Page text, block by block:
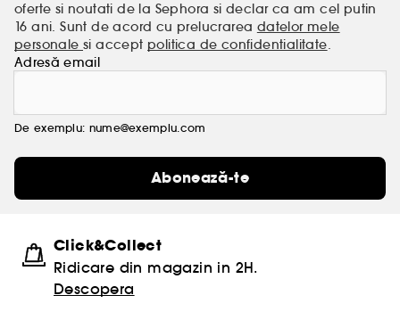
oferte si noutati de la Sephora si declar ca am cel putin
16 ani. Sunt de acord cu prelucrarea datelor mele
personalesi accept politica de confidentialitate.
Adresă email
De exemplu: nume@exemplu.com
Abonează-te
Click&Collect
Ridicare din magazin in 2H.
Descopera